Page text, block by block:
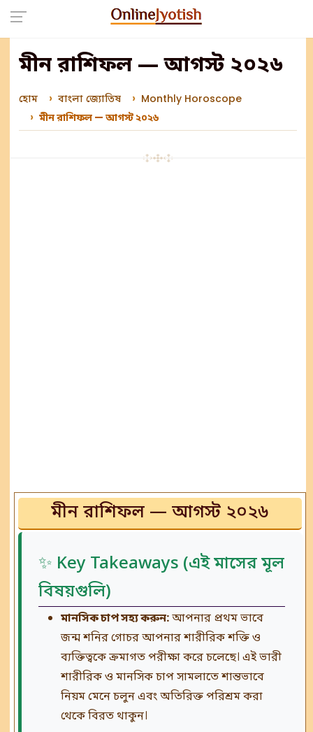
মীন রাশিফল — আগস্ট ২০২৬
হোম বাংলা জ্যোতিষ
Monthly Horoscope
মীন রাশিফল — আগস্ট ২০২৬
মীন রাশিফল — আগস্ট ২০২৬
✨ Key Takeaways (এই মাসের মূল
বিষয়গুলি)
মানসিক চাপ সহ্য করুন:আপনার প্রথম ভাবে
জন্ম শনির গোচর আপনার শারীরিক শক্তি ও
ব্যক্তিত্বকে ক্রমাগত পরীক্ষা করে চলেছে। এই ভারী
শারীরিক ও মানসিক চাপ সামলাতে শান্তভাবে
নিয়ম মেনে চলুন এবং অতিরিক্ত পরিশ্রম করা
থেকে বিরত থাকুন।